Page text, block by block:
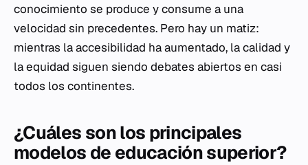
conocimiento se produce y consume a una
velocidad sin precedentes. Pero hay un matiz:
mientras la accesibilidad ha aumentado, la calidad y
la equidad siguen siendo debates abiertos en casi
todos los continentes.
¿Cuáles son los principales
modelos de educación superior?